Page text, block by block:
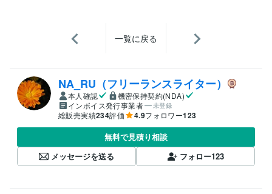
一覧に戻る
NA_RU（フリーランスライター）
本人確認
機密保持契約(NDA)
インボイス発行事業者
未登録
総販売実績234評価 4.9フォロワー123
無料で見積り相談
メッセージを送る
フォロー123